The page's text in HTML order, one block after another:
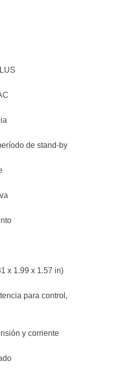
de stand-by
x 1.99 x 1.57 in)
para control,
y corriente